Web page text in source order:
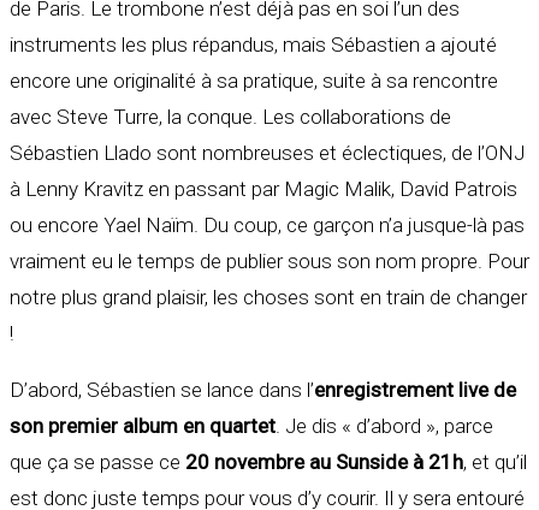
de Paris. Le trombone n’est déjà pas en soi l’un des
instruments les plus répandus, mais Sébastien a ajouté
encore une originalité à sa pratique, suite à sa rencontre
avec Steve Turre, la conque. Les collaborations de
Sébastien Llado sont nombreuses et éclectiques, de l’ONJ
à Lenny Kravitz en passant par Magic Malik, David Patrois
ou encore Yael Naïm. Du coup, ce garçon n’a jusque-là pas
vraiment eu le temps de publier sous son nom propre. Pour
notre plus grand plaisir, les choses sont en train de changer
!
D’abord, Sébastien se lance dans l’enregistrement live de
son premier album en quartet . Je dis « d’abord », parce
que ça se passe ce 20 novembre au Sunside à 21h, et qu’il
est donc juste temps pour vous d’y courir. Il y sera entouré